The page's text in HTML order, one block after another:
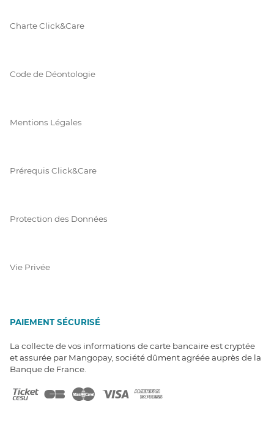
Charte Click&Care
Code de Déontologie
Mentions Légales
Prérequis Click&Care
Protection des Données
Vie Privée
PAIEMENT SÉCURISÉ
La collecte de vos informations de carte bancaire est cryptée
et assurée par Mangopay, société dûment agréée auprès de la
Banque de France.